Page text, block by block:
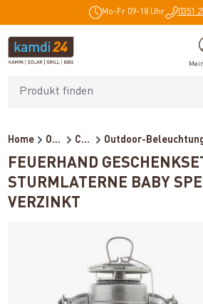
Mo-Fr 09-18 Uhr 0351
Home Outdoor Campingzubehör Outdoor-
FEUERHAND
STURMLATERNE BABY
VERZINKT